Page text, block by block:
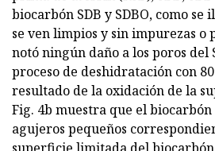
biocarbón SDB y SDBO, como se
se ven limpios y sin impurezas o
notó ningún daño a los poros del
proceso de deshidratación con
resultado de la oxidación de la
Fig. 4b muestra que el biocarbón
agujeros pequeños